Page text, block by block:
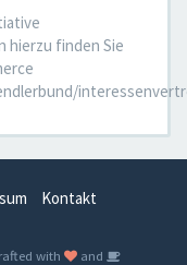
hierzu finden Sie
Kontakt
with
and